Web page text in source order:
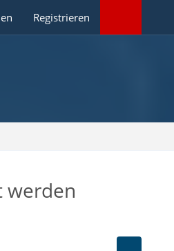
Registrieren
werden